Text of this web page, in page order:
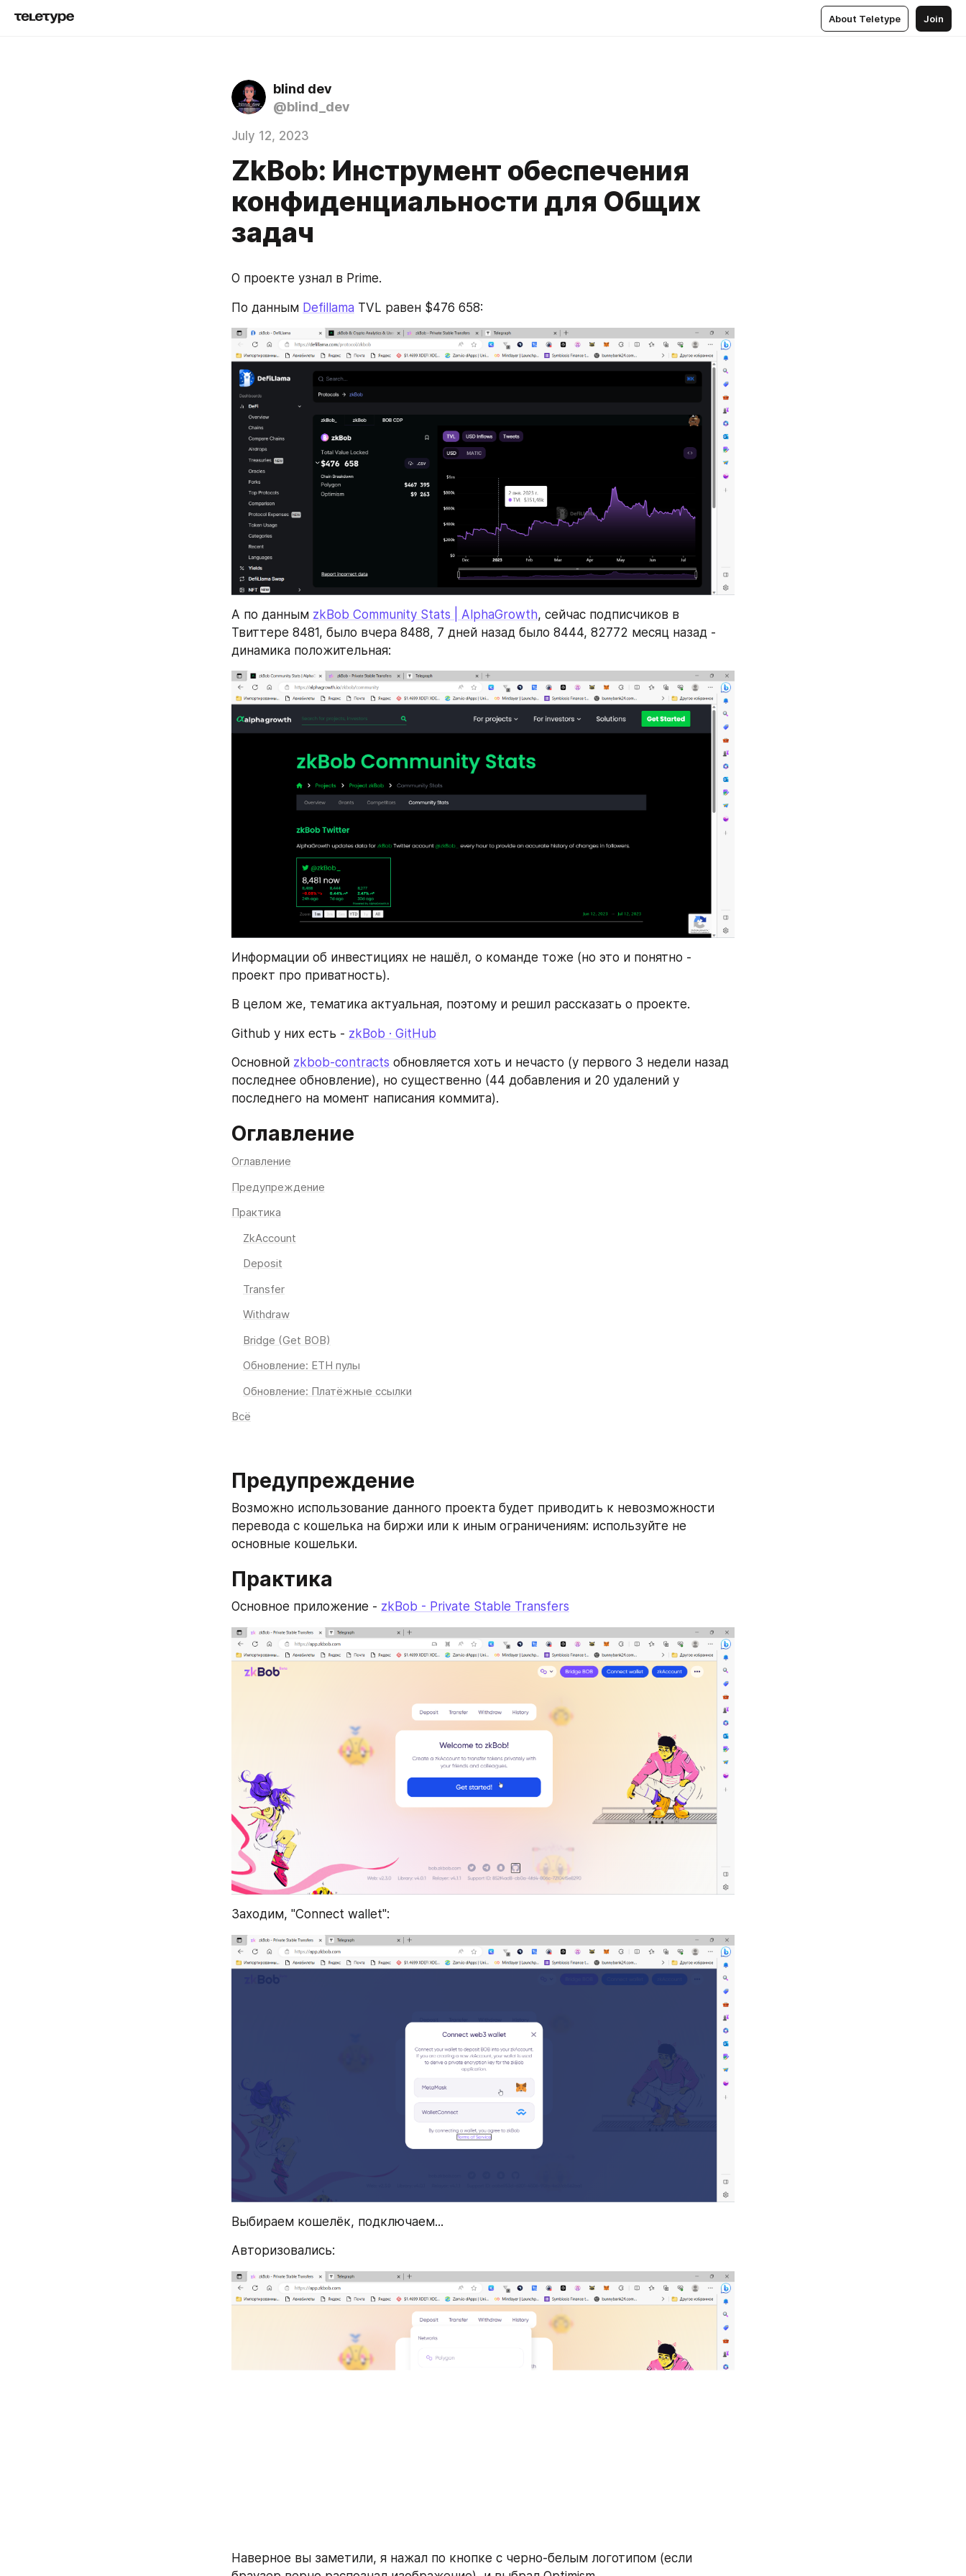
About Teletype Join
blind dev
@blind_dev
July 12, 2023
ZkBob: Инструмент обеспечения
конфиденциальности для Общих
задач
О проекте узнал в Prime.
По данным Defillama TVL равен $476 658:
А по данным zkBob Community Stats | AlphaGrowth, сейчас подписчиков в
Твиттере 8481, было вчера 8488, 7 дней назад было 8444, 82772 месяц назад -
динамика положительная:
Информации об инвестициях не нашёл, о команде тоже (но это и понятно -
проект про приватность).
В целом же, тематика актуальная, поэтому и решил рассказать о проекте.
Github у них есть - zkBob · GitHub
Основной zkbob-contracts обновляется хоть и нечасто (у первого 3 недели назад
последнее обновление), но существенно (44 добавления и 20 удалений у
последнего на момент написания коммита).
Оглавление
Оглавление
Предупреждение
Практика
ZkAccount
Deposit
Transfer
Withdraw
Bridge (Get BOB)
Обновление: ETH пулы
Обновление: Платёжные ссылки
Всё
Предупреждение
Возможно использование данного проекта будет приводить к невозможности
перевода с кошелька на биржи или к иным ограничениям: используйте не
основные кошельки.
Практика
Основное приложение - zkBob - Private Stable Transfers
Заходим, "Connect wallet":
Выбираем кошелёк, подключаем...
Авторизовались:
Наверное вы заметили, я нажал по кнопке с черно-белым логотипом (если